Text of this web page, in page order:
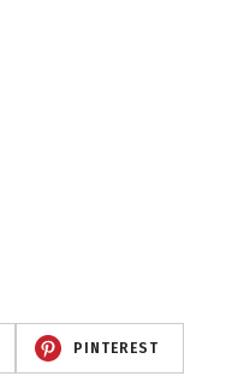
PINTEREST